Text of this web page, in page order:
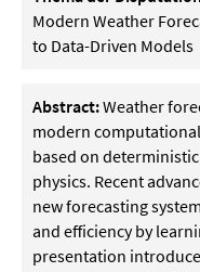
Modern Weather
to Data-Driven Models
Abstract:Weather
modern
based on
physics. Recent
new forecasting
and efficiency by
presentation